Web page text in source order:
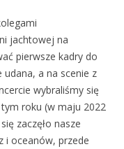
jachtowej na
pierwsze kadry do
udana, a na scenie z
wybraliśmy się
roku (w maju 2022
zaczęło nasze
i oceanów, przede